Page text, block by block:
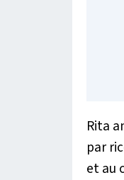
Rita
par
et au